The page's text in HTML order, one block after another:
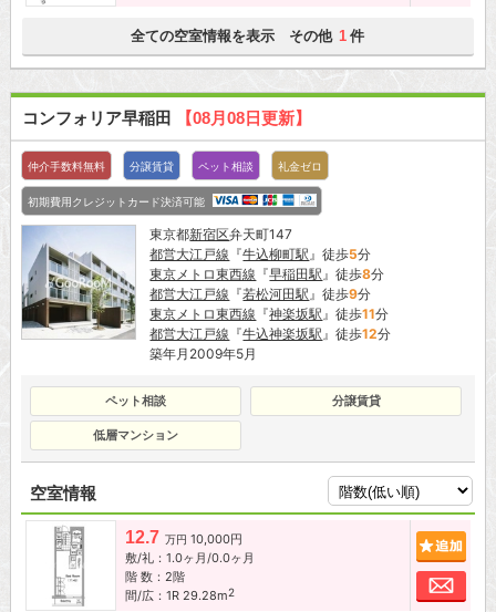
全ての空室情報を表示 その他 1 件
コンフォリア早稲田 【08月08日更新】
仲介手数料無料 分譲賃貸 ペット相談 礼金ゼロ
初期費用クレジットカード決済可能
東京都新宿区弁天町147
都営大江戸線 『牛込柳町駅 』徒歩5分
東京メトロ東西線 『早稲田駅 』徒歩8分
都営大江戸線 『若松河田駅 』徒歩9分
東京メトロ東西線 『神楽坂駅 』徒歩11分
都営大江戸線 『牛込神楽坂駅 』徒歩12分
築年月2009年5月
ペット相談 分譲賃貸
低層マンション
空室情報
12.7 万円 10,000円
敷/礼：1.0ヶ月/0.0ヶ月
階 数：2階
間/広：1R 29.28m2
お